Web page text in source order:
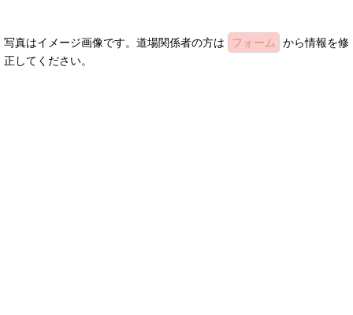
写真はイメージ画像です。道場関係者の方は フォーム
から情報を修
正してください。